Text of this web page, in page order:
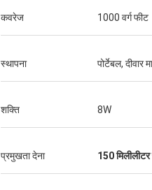
कवरेज 1000 वर्ग फीट
स्थापना पोर्टेबल, दीवार
शक्ति 8W
प्रमुखता देना 150